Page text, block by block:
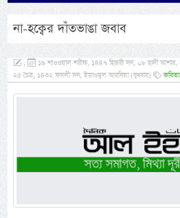
না-হক্বের দাঁতভাঙা জবাব
,
১৯ শাওওয়াল শরীফ, ১৪৪৭ হিজরী সন, ০৮ হাদী
২৫ চৈত্র, ১৪৩২ ফসলী সন, ইয়াওমুল আরবিয়া (বুধবার)
কবিতা